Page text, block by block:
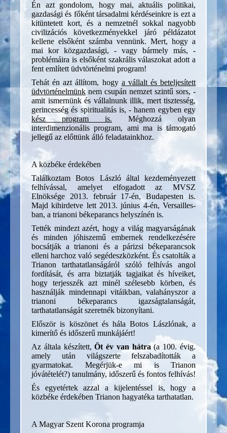
Én azt gondolom, hogy mai, aktuális politikai,
gazdasági és főként társadalmi kérdéseinkre is ezt a
kitüntetett kort, és a nemzetnél sokkal nagyobb
civilizációs következményekkel járó példázatot
kellene elsőként számba vennünk. Mert, hogy a
mai kor közgazdasági, - vagy bármely más, -
problémáira is elsőként szakrális válaszokat adott a
fent említett üdvtörténelmi program!
Tehát én azt állítom, hogy a vállalt és beteljesített
üdvtörténelmünk nem csupán nemzet szintű sors, -
amit ismernünk és vállalnunk illik, mert tisztesség,
gerincesség és spiritualitás is, - hanem egyben egy
kész program is. Méghozzá olyan
interdimenzionális program, ami ma is támogató
jellegű az előttünk álló feladatainkhoz.
A közbéke érdekében
Találkoztam Botos László által kezdeményezett
felhívással, amelyet elfogadott az MVSZ
Elnöksége 2013. február 17-én, Budapesten is.
Majd kihirdetve lett 2013. június 4-én, Versailles-
ban, a trianoni békeparancs helyszínén is.
Tették mindezt azért, hogy a világ magyarságának
és minden jóhiszemű embernek rendelkezésére
bocsátják a trianoni és a párizsi békeparancsok
elleni harchoz való segédeszközként. És csatolták a
Trianon tarthatatlanságáról szóló felhívás angol
fordítását, és arra biztatják tagjaikat és híveiket,
hogy terjesszék azt minél szélesebb körben, és
használják mindennapi vitáikban, valahányszor a
trianoni békeparancs igazságtalanságát,
tarthatatlanságát szeretnék bizonyítani.
Először is köszönet és hála Botos Lászlónak, a
kimerítő és időszerű munkájáért!
Az általa készített,Öt év van hátra (a 100. évig.
amely után világszerte felszabadították a
gyarmatokat. Megérjük-e mi is Trianon
jóvátételét?) tanulmány, időszerű és fontos felhívás!
És egyetértek azzal a kijelentéssel is, hogy a
közbéke érdekében Trianon hagyatéka tarthatatlan.
A Magyar Szent Korona programja